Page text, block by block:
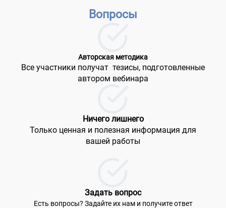
Вопросы
Авторская методика
Все участники получат тезисы, подготовленные
автором вебинара
Ничего лишнего
Только ценная и полезная информация для
вашей работы
Задать вопрос
Есть вопросы? Задайте их нам и получите ответ